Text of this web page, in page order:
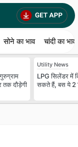
सोने का भाव चांदी का भाव
तक दौड़ेगी
Utility News
LPG सिलेंडर में
सकते हैं, बस ये 2